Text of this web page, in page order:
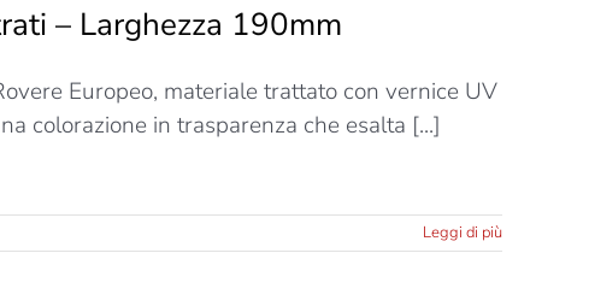
– Larghezza 190mm
Europeo, materiale trattato con vernice UV
colorazione in trasparenza che esalta [...]
Leggi di più